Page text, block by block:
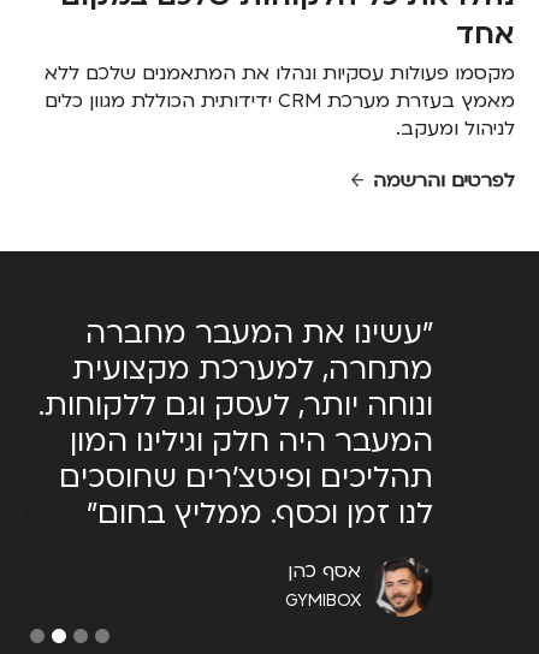
אחד
מקסמו פעולות עסקיות ונהלו את המתאמנים שלכם ללא
מאמץ בעזרת מערכת CRM ידידותית הכוללת מגוון כלים
לניהול ומעקב.
לפרטים והרשמה
"עשינו את המעבר מחברה
מתחרה, למערכת מקצועית
ונוחה יותר, לעסק וגם ללקוחות.
המעבר היה חלק וגילינו המון
תהליכים ופיטצ׳רים שחוסכים
לנו זמן וכסף. ממליץ בחום"
אסף כהן
GYMIBOX
Slide 2 of 4.